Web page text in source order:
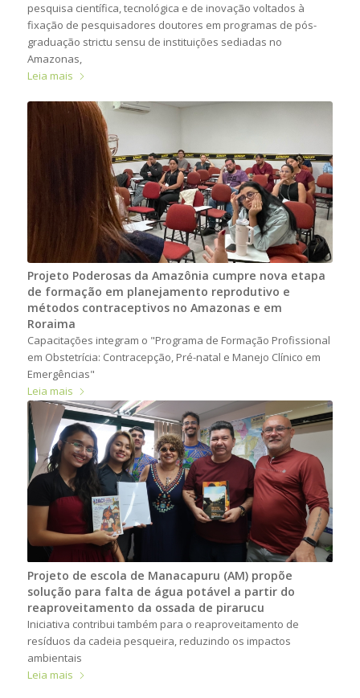
pesquisa científica, tecnológica e de inovação voltados à
fixação de pesquisadores doutores em programas de pós-
graduação strictu sensu de instituições sediadas no
Amazonas,
Leia mais
Projeto Poderosas da Amazônia cumpre nova etapa
de formação em planejamento reprodutivo e
métodos contraceptivos no Amazonas e em
Roraima
Capacitações integram o "Programa de Formação Profissional
em Obstetrícia: Contracepção, Pré-natal e Manejo Clínico em
Emergências"
Leia mais
Projeto de escola de Manacapuru (AM) propõe
solução para falta de água potável a partir do
reaproveitamento da ossada de pirarucu
Iniciativa contribui também para o reaproveitamento de
resíduos da cadeia pesqueira, reduzindo os impactos
ambientais
Leia mais